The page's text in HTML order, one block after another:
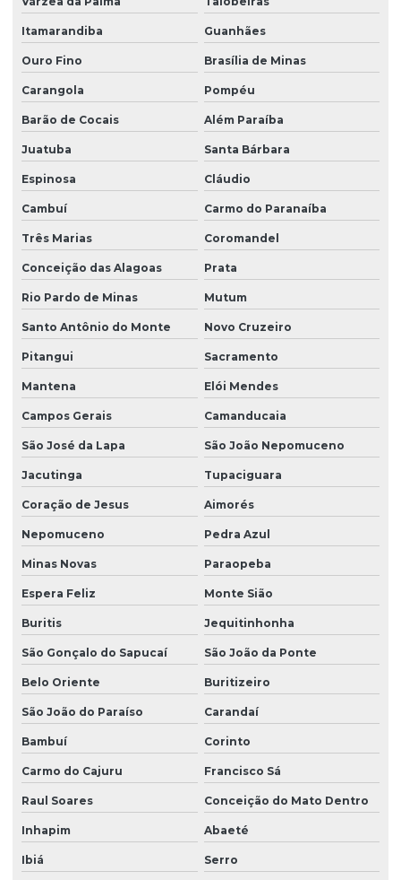
Itamarandiba Guanhães
Ouro Fino Brasília de Minas
Carangola Pompéu
Barão de Cocais Além Paraíba
Juatuba Santa Bárbara
Espinosa Cláudio
Cambuí Carmo do Paranaíba
Três Marias Coromandel
Conceição das Alagoas Prata
Rio Pardo de Minas Mutum
Santo Antônio do Monte Novo Cruzeiro
Pitangui Sacramento
Mantena Elói Mendes
Campos Gerais Camanducaia
São José da Lapa São João Nepomuceno
Jacutinga Tupaciguara
Coração de Jesus Aimorés
Nepomuceno Pedra Azul
Minas Novas Paraopeba
Espera Feliz Monte Sião
Buritis Jequitinhonha
São Gonçalo do Sapucaí São João da Ponte
Belo Oriente Buritizeiro
São João do Paraíso Carandaí
Bambuí Corinto
Carmo do Cajuru Francisco Sá
Raul Soares Conceição do Mato Dentro
Inhapim Abaeté
Ibiá Serro